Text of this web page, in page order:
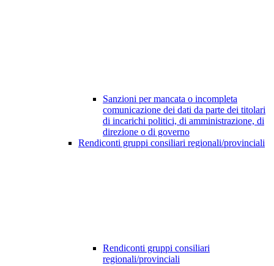
Sanzioni per mancata o incompleta
comunicazione dei dati da parte dei titolari
di incarichi politici, di amministrazione, di
direzione o di governo
Rendiconti gruppi consiliari regionali/provinciali
Rendiconti gruppi consiliari
regionali/provinciali